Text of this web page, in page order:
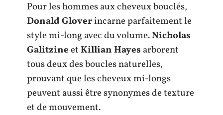
Pour les hommes aux cheveux bouclés,
Donald Gloverincarne parfaitement le
style mi-long avec du volume.Nicholas
GalitzineetKillian Hayes arborent
tous deux des boucles naturelles,
prouvant que les cheveux mi-longs
peuvent aussi être synonymes de texture
et de mouvement.